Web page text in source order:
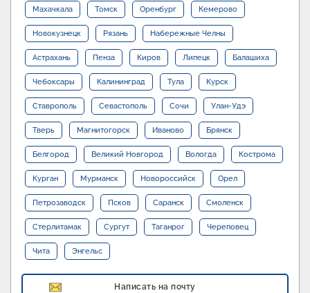
Махачкала Томск Оренбург Кемерово
Новокузнецк Рязань Набережные Челны
Астрахань Пенза Киров Липецк Балашиха
Чебоксары Калининград Тула Курск
Ставрополь Севастополь Сочи Улан-Удэ
Тверь Магнитогорск Иваново Брянск
Белгород Великий Новгород Вологда Кострома
Курган Мурманск Новороссийск Орел
Петрозаводск Псков Саранск Смоленск
Стерлитамак Сургут Таганрог Череповец
Чита Энгельс
Написать на почту